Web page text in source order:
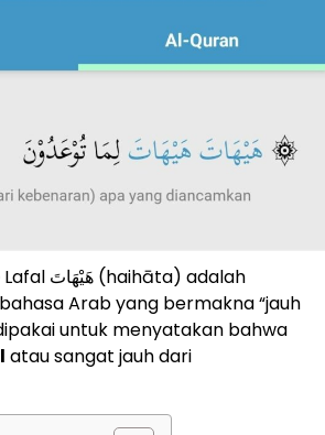
Lafal هَيْهَاتَ (haihāta) adalah
Arab yang bermakna “jauh
untuk menyatakan bahwa
atau sangat jauh dari